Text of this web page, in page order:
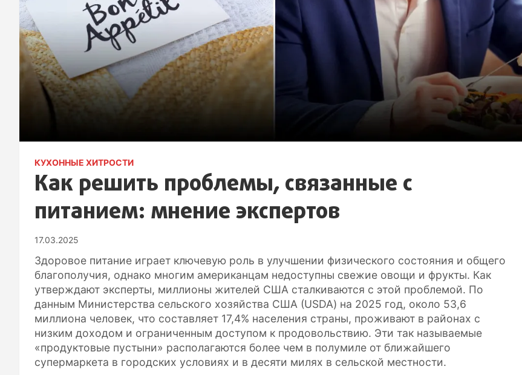
КУХОННЫЕ ХИТРОСТИ
Как решить проблемы, связанные с
питанием: мнение экспертов
17.03.2025
Здоровое питание играет ключевую роль в улучшении физического состояния и общего
благополучия, однако многим американцам недоступны свежие овощи и фрукты. Как
утверждают эксперты, миллионы жителей США сталкиваются с этой проблемой. По
данным Министерства сельского хозяйства США (USDA) на 2025 год, около 53,6
миллиона человек, что составляет 17,4% населения страны, проживают в районах с
низким доходом и ограниченным доступом к продовольствию. Эти так называемые
«продуктовые пустыни» располагаются более чем в полумиле от ближайшего
супермаркета в городских условиях и в десяти милях в сельской местности.